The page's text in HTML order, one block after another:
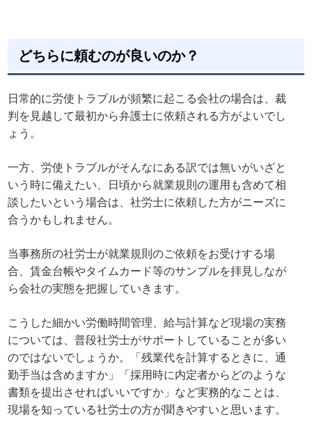
どちらに頼むのが良いのか？
日常的に労使トラブルが頻繁に起こる会社の場合は、裁
判を見越して最初から弁護士に依頼される方がよいでし
ょう。
一方、労使トラブルがそんなにある訳では無いがいざと
いう時に備えたい、日頃から就業規則の運用も含めて相
談したいという場合は、社労士に依頼した方がニーズに
合うかもしれません。
当事務所の社労士が就業規則のご依頼をお受けする場
合、賃金台帳やタイムカード等のサンプルを拝見しなが
ら会社の実態を把握していきます。
こうした細かい労働時間管理、給与計算など現場の実務
については、普段社労士がサポートしていることが多い
のではないでしょうか。「残業代を計算するときに、通
勤手当は含めますか」「採用時に内定者からどのような
書類を提出させればいいですか」など実務的なことは、
現場を知っている社労士の方が聞きやすいと思います。